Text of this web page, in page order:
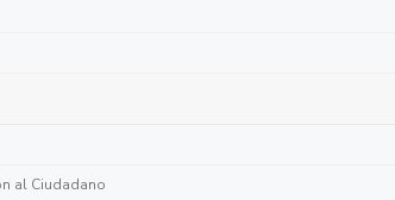
al Ciudadano